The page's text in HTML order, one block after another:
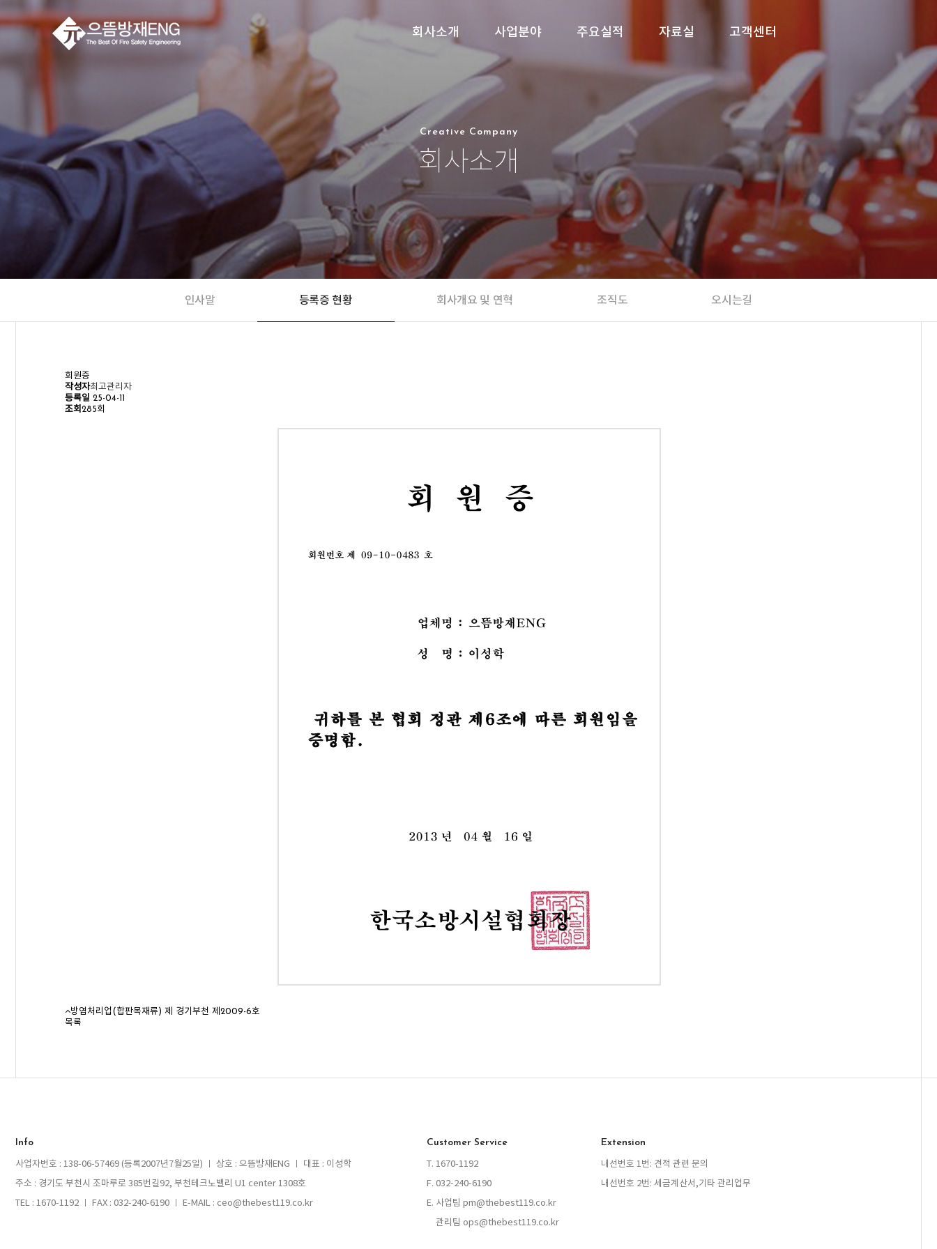
회사소개 사업분야 주요실적 자료실 고객센터
Creative Company
회사소개
인사말 등록증 현황 회사개요 및 연혁 조직도 오시는길
회원증
작성자최고관리자
등록일 25-04-11
조회 285회
방염처리업(합판목재류) 제 경기부천 제2009-6호
목록
Info
사업자번호 : 138-06-57469 (등록2007년7월25일) ㅣ 상호 : 으뜸방재ENG ㅣ 대표 : 이성학
주소 : 경기도 부천시 조마루로 385번길92, 부천테크노밸리 U1 center 1308호
TEL : 1670-1192 ㅣ FAX : 032-240-6190 ㅣ E-MAIL : ceo@thebest119.co.kr
Customer Service
T. 1670-1192
F. 032-240-6190
E. 사업팀 pm@thebest119.co.kr
관리팀 ops@thebest119.co.kr
Extension
내선번호 1번: 견적 관련 문의
내선번호 2번: 세금계산서,기타 관리업무